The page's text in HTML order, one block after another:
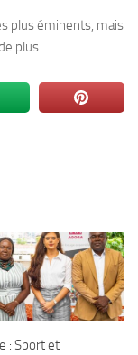
plus éminents, mais
plus.
: Sport et